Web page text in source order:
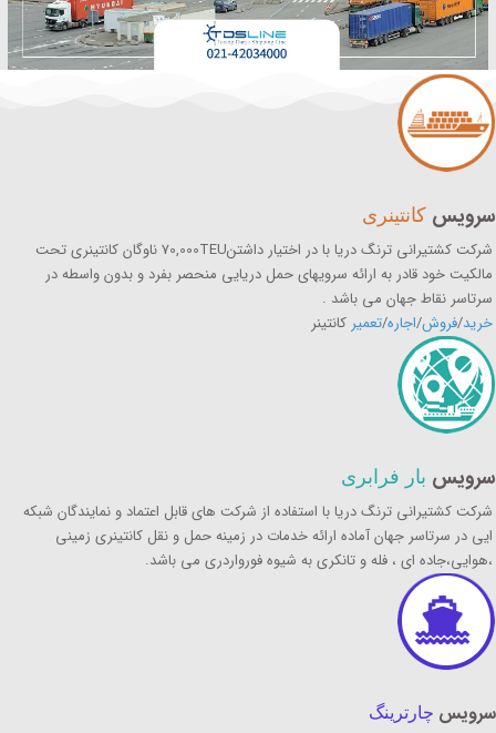
سرویس کانتینری
شرکت کشتیرانی ترنگ دریا با در اختیار داشتن70,000TEU ناوگان کانتینری تحت
مالکیت خود قادر به ارائه سرویهای حمل دریایی منحصر بفرد و بدون واسطه در
سرتاسر نقاط جهان می باشد .
خرید/فروش/اجاره/تعمیر کانتینر
سرویس بار فرابری
شرکت کشتیرانی ترنگ دریا با استفاده از شرکت های قابل اعتماد و نمایندگان شبکه
ایی در سرتاسر جهان آماده ارائه خدمات در زمینه حمل و نقل کانتینری زمینی
،هوایی،جاده ای ، فله و تانکری به شیوه فورواردری می باشد.
سرویس چارترینگ